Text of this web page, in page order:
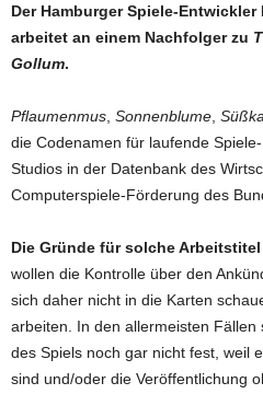
Der Hamburger Spiele-
arbeitet an einem Nachfolger zu
Gollum.
Pflaumenmus Sonnenblume
die Codenamen für laufende
Studios in der Datenbank des
Computerspiele-Förderung des
Die Gründe für solche
wollen die Kontrolle über den
sich daher nicht in die Karten
arbeiten. In den allermeisten
des Spiels noch gar nicht fest, weil
sind und/oder die Veröffentlichung